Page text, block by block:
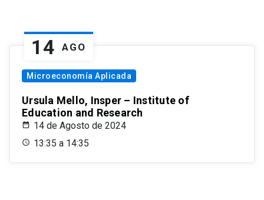
14 AGO
Microeconomía Aplicada
Ursula Mello, Insper – Institute of
Education and Research
14 de Agosto de 2024
13:35 a 14:35